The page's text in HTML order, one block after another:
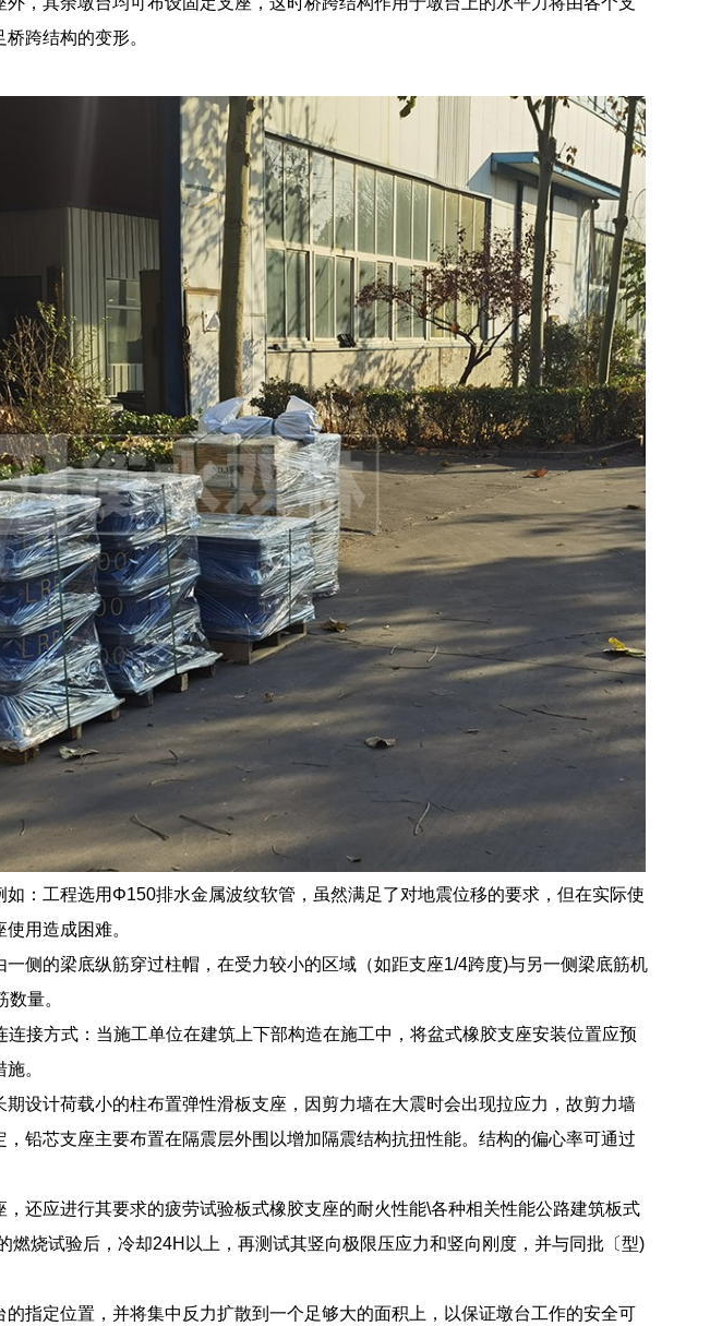
跨结构的变形。
：工程选用Φ150排水金属波纹软管，虽然满足了对地震位移的要求，但在实际使
用造成困难。
一侧的梁底纵筋穿过柱帽，在受力较小的区域（如距支座1/4跨度)与另一侧梁底筋机
量。
接方式：当施工单位在建筑上下部构造在施工中，将盆式橡胶支座安装位置应预
。
设计荷载小的柱布置弹性滑板支座，因剪力墙在大震时会出现拉应力，故剪力墙
铅芯支座主要布置在隔震层外围以增加隔震结构抗扭性能。结构的偏心率可通过
还应进行其要求的疲劳试验板式橡胶支座的耐火性能\各种相关性能公路建筑板式
燃烧试验后，冷却24H以上，再测试其竖向极限压应力和竖向刚度，并与同批〔型)
指定位置，并将集中反力扩散到一个足够大的面积上，以保证墩台工作的安全可